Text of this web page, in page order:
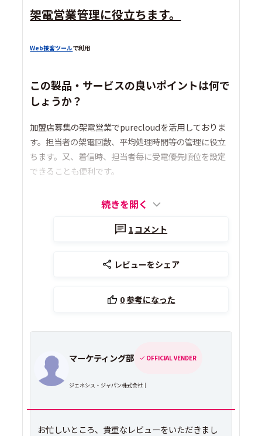
架電営業管理に役立ちます。
Web接客ツールで利用
この製品・サービスの良いポイントは何で
しょうか？
加盟店募集の架電営業でpurecloudを活用しておりま
す。担当者の架電回数、平均処理時間等の管理に役立
ちます。又、着信時、担当者毎に受電優先順位を設定
できることも便利です。
続きを開く
1 コメント
レビューをシェア
0参考になった
マーケティング部 OFFICIAL VENDER
ジェネシス・ジャパン株式会社｜
お忙しいところ、貴重なレビューをいただきまし